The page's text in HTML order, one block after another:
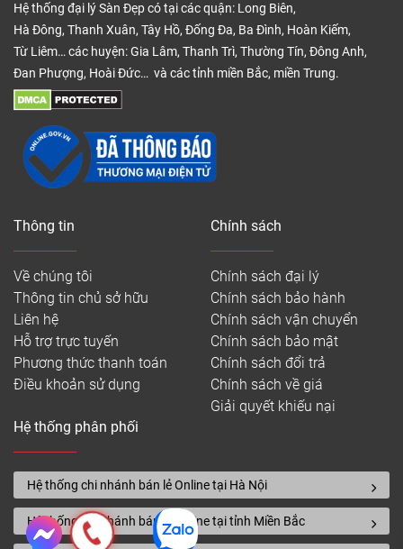
Nếu bạn có dây điện nối dưới nền nhà thì bạn hoàn
toàn yên tâm không lo bị cháy nổ vì lớp tấm lót sàn
nhựa đều có khả năng cách nhiệt, cách điển tốt.
Ngoài ra nó không hấp thụ nhiệt. Như vậy bạn sẽ
không sợ bị nóng vào mùa hè và lạnh vào mùa
đông.
5. Chứng nhận chất lượng không khí trong
nhà sạch và an toàn
và không tỏa ra bất kỳ mùi lạ nào. Chúng tôi đã tìm
thấy chỉ số chứng nhận cho thử nghiệm chất lượng
không khí trong nhà được thực hiện khi lắp tấm lót
sàn nhựa vân gỗ. Nó phù hợp và đạt chỉ tiêu được
đề ra bởi hội đồng quốc tế Châu Âu. Điều đó đảm
bảo sản phẩm tốt, gia đình bạn sẽ không có các vấn
đề không mong muốn
Giá xốp lót rất rẻ, nó sẽ không phá vỡ ngân sách ban
đầu của bạn khi lát sàn nhựa Vinyl hèm khóa. Ngoài
ra do là vật liệu sử dụng thường xuyên theo sàn, nên
giá cả luôn cạnh tranh và rẻ nhất.
Có mấy loại xốp lót sàn
Hệ thống đại lý Sàn Đẹp có tại các quận: Long Biên,
Hà Đông, Thanh Xuân, Tây Hồ, Đống Đa, Ba Đình, Hoàn Kiếm,
Từ Liêm… các huyện: Gia Lâm, Thanh Trì, Thường Tín, Đông Anh,
Đan Phượng, Hoài Đức… và các tỉnh miền Bắc, miền Trung.
Thông tin
Về chúng tôi
Thông tin chủ sở hữu
Liên hệ
Hỗ trợ trực tuyến
Phương thức thanh toán
Điều khoản sử dụng
Chính sách
Chính sách đại lý
Chính sách bảo hành
Chính sách vận chuyển
Chính sách bảo mật
Chính sách đổi trả
Chính sách về giá
Giải quyết khiếu nại
Hệ thống phân phối
Hệ thống chi nhánh bán lẻ Online tại Hà Nội
Hệ thống chi nhánh bán lẻ Online tại tỉnh Miền Bắc